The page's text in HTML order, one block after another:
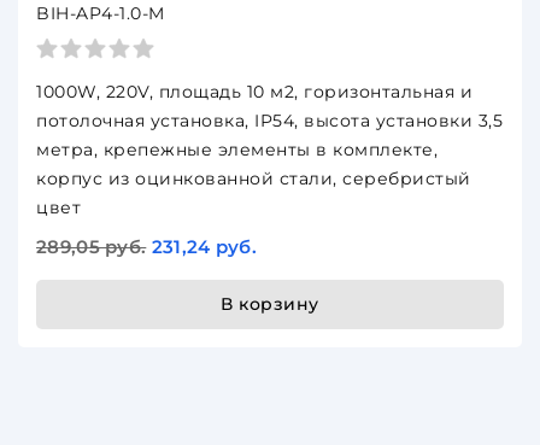
BIH-AP4-1.0-M
1000W, 220V, площадь 10 м2, горизонтальная и
потолочная установка, IP54, высота установки 3,5
метра, крепежные элементы в комплекте,
корпус из оцинкованной стали, серебристый
цвет
289,05 руб. 231,24 руб.
В корзину